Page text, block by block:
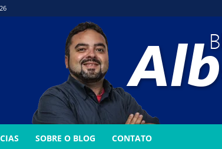
SOBRE O BLOG CONTATO